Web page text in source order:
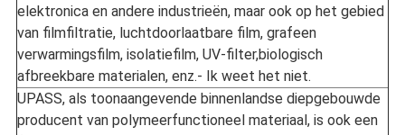
elektronica en andere industrieën, maar ook op het gebied
van filmfiltratie, luchtdoorlaatbare film, grafeen
verwarmingsfilm, isolatiefilm, UV-filter,biologisch
afbreekbare materialen, enz.- Ik weet het niet.
UPASS, als toonaangevende binnenlandse diepgebouwde
producent van polymeerfunctioneel materiaal, is ook een